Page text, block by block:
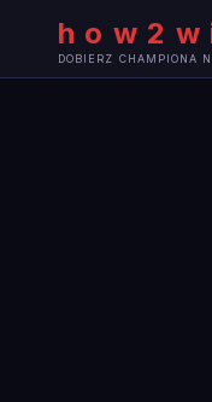
DOBIERZ CHAMPIONA